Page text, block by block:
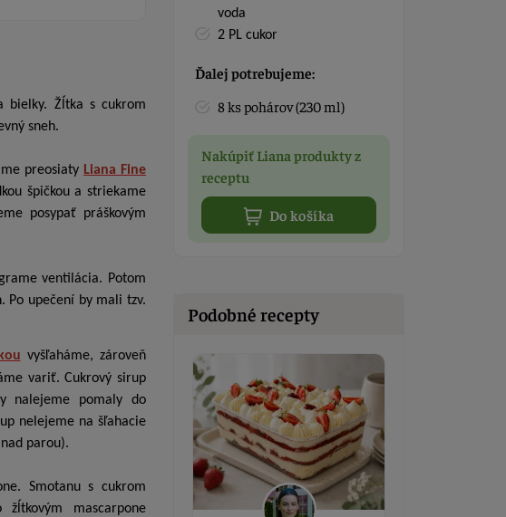
bielky. Žĺtka s cukrom
sneh.
preosiaty Liana Fine
špičkou a striekame
posypať práškovým
ventilácia. Potom
Po upečení by mali tzv.
vyšľaháme, zároveň
variť. Cukrový sirup
nalejeme pomaly do
nelejeme na šľahacie
parou).
Smotanu s cukrom
mascarpone
voda
2 PL cukor
Ďalej potrebujeme:
8 ks pohárov (230 ml)
Nakúpiť Liana produkty z
receptu
Do košíka
Podobné recepty